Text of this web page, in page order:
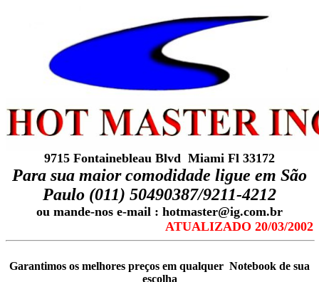
9715 Fontainebleau Blvd Miami Fl 33172
Para sua maior comodidade ligue em São
Paulo (011) 50490387/9211-4212
ou mande-nos e-mail : hotmaster@ig.com.br
ATUALIZADO 20/03/2002
Garantimos os melhores preços em qualquer Notebook de sua
escolha